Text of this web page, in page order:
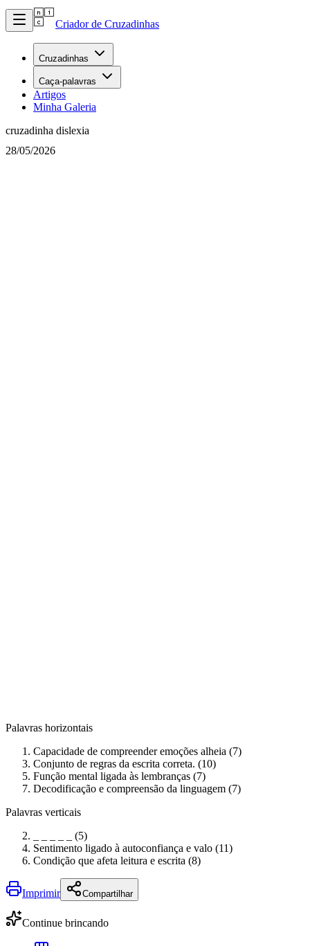
Criador de Cruzadinhas
Cruzadinhas
Caça-palavras
Artigos
Minha Galeria
cruzadinha dislexia
28/05/2026
Palavras horizontais
Capacidade de compreender emoções alheia (7)
Conjunto de regras da escrita correta. (10)
Função mental ligada às lembranças (7)
Decodificação e compreensão da linguagem (7)
Palavras verticais
_ _ _ _ _ (5)
Sentimento ligado à autoconfiança e valo (11)
Condição que afeta leitura e escrita (8)
Imprimir Compartilhar
Continue brincando